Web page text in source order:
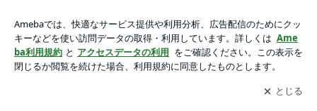
ズ（約7年使用）
アプリをダウンロードして ブログの更新通知
を受け取りまし
ょう。
開く